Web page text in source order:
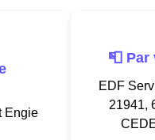
Engie
📮 Par
EDF
21941,